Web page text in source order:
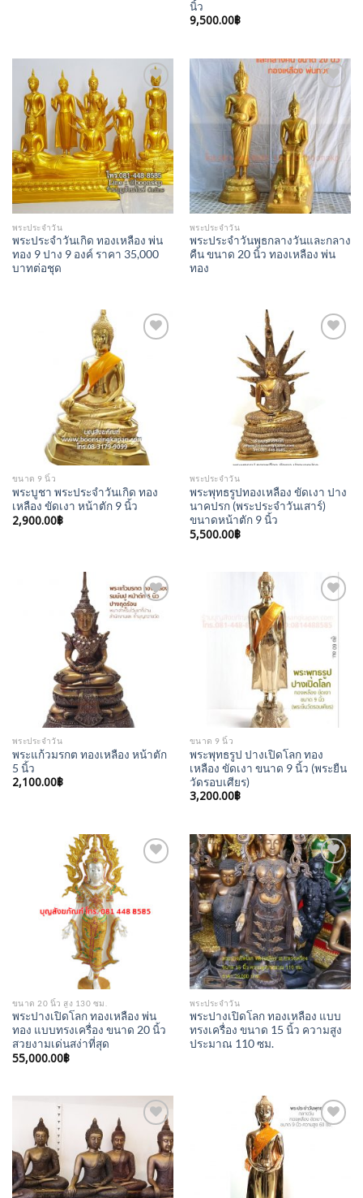
นิ้ว
9,500.00฿
Add to
Wishlist
พระประจำวัน
พระประจำวันเกิด ทองเหลือง พ่น
ทอง 9 ปาง 9 องค์ ราคา 35,000
บาทต่อชุด
Add to
Wishlist
พระประจำวัน
พระประจำวันพุธกลางวันและกลาง
คืน ขนาด 20 นิ้ว ทองเหลือง พ่น
ทอง
ขนาด 9 นิ้ว
พระบูชา พระประจำวันเกิด ทอง
เหลือง ขัดเงา หน้าตัก 9 นิ้ว
2,900.00฿
พระประจำวัน
พระพุทธรูปทองเหลือง ขัดเงา ปาง
นาคปรก (พระประจำวันเสาร์)
ขนาดหน้าตัก 9 นิ้ว
5,500.00฿
Add to
พระประจำวัน
พระแก้วมรกต ทองเหลือง หน้าตัก
5 นิ้ว
2,100.00฿
Wishlist
ขนาด 9 นิ้ว
พระพุทธรูป ปางเปิดโลก ทอง
เหลือง ขัดเงา ขนาด 9 นิ้ว (พระยืน
วัดรอบเศียร)
3,200.00฿
ขนาด 20 นิ้ว สูง 130 ซม.
พระปางเปิดโลก ทองเหลือง พ่น
ทอง แบบทรงเครื่อง ขนาด 20 นิ้ว
สวยงามเด่นสง่าที่สุด
55,000.00฿
Add to
Wishlist
พระประจำวัน
พระปางเปิดโลก ทองเหลือง แบบ
ทรงเครื่อง ขนาด 15 นิ้ว ความสูง
ประมาณ 110 ซม.
Add to
Wishlist